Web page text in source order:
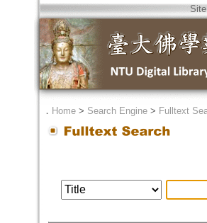
． Home> Search Engine> Fulltext